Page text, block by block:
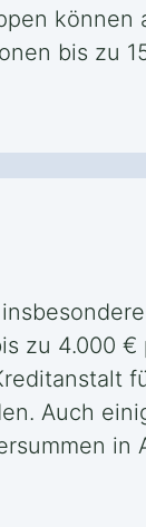
können
bis zu
zu 4.000 €
Auch
in